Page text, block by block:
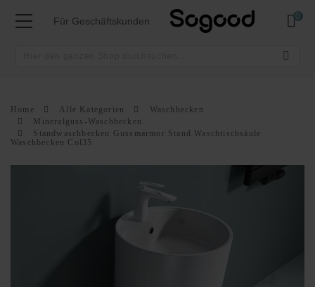
Für Geschäftskunden
Home Alle Kategorien
Waschbecken
Mineralguss-Waschbecken
Standwaschbecken Gussmarmor Stand Waschtischsäule
Waschbecken Col35